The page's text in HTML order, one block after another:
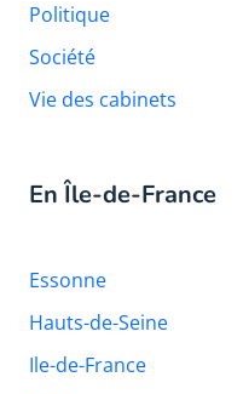
Politique
Société
Vie des cabinets
En Île-de-France
Essonne
Hauts-de-Seine
Ile-de-France